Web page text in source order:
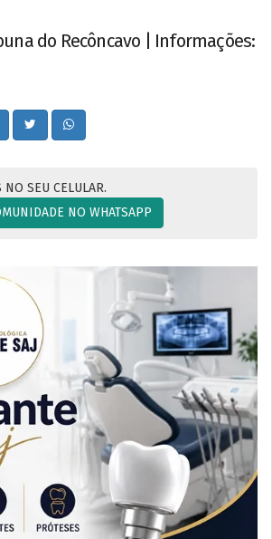
do Recôncavo | Informações:
SEU CELULAR.
NO WHATSAPP